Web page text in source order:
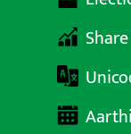
सबै समाचार बेथिति